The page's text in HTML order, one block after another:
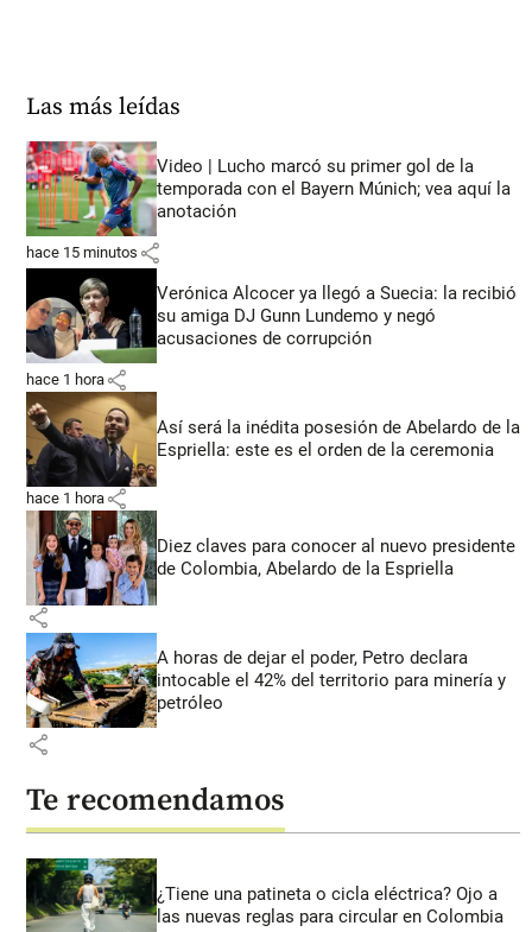
Las más leídas
Video | Lucho marcó su primer gol de la
temporada con el Bayern Múnich; vea aquí la
anotación
hace 15 minutos share
Verónica Alcocer ya llegó a Suecia: la recibió
su amiga DJ Gunn Lundemo y negó
acusaciones de corrupción
hace 1 hora share
Así será la inédita posesión de Abelardo de la
Espriella: este es el orden de la ceremonia
hace 1 hora share
Diez claves para conocer al nuevo presidente
de Colombia, Abelardo de la Espriella
share
A horas de dejar el poder, Petro declara
intocable el 42% del territorio para minería y
petróleo
share
Te recomendamos
¿Tiene una patineta o cicla eléctrica? Ojo a
las nuevas reglas para circular en Colombia